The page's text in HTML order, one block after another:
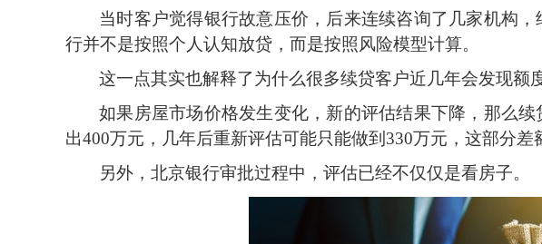
当时客户觉得银行故意压价，后来连续咨询了几家机构
行并不是按照个人认知放贷，而是按照风险模型计算。
这一点其实也解释了为什么很多续贷客户近几年会发现额
如果房屋市场价格发生变化，新的评估结果下降，那么
出400万元，几年后重新评估可能只能做到330万元，这部分差
另外，北京银行审批过程中，评估已经不仅仅是看房子。